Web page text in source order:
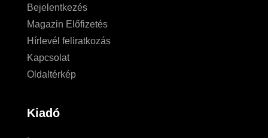
Bejelentkezés
Magazin Előfizetés
Hírlevél feliratkozás
Kapcsolat
Oldaltérkép
Kiadó